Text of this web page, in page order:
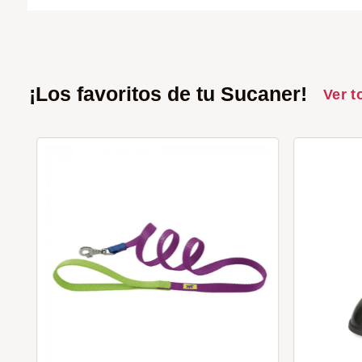
¡Los favoritos de tu Sucaner! Ver